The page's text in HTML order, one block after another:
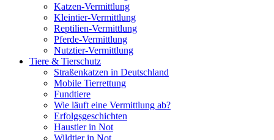
Katzen-Vermittlung
Kleintier-Vermittlung
Reptilien-Vermittlung
Pferde-Vermittlung
Nutztier-Vermittlung
Tiere & Tierschutz
Straßenkatzen in Deutschland
Mobile Tierrettung
Fundtiere
Wie läuft eine Vermittlung ab?
Erfolgsgeschichten
Haustier in Not
Wildtier in Not